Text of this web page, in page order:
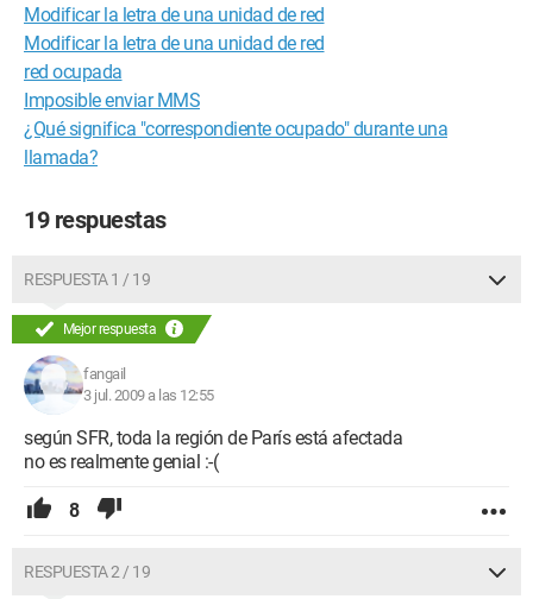
Modificar la letra de una unidad de red
Modificar la letra de una unidad de red
red ocupada
Imposible enviar MMS
¿Qué significa "correspondiente ocupado" durante una
llamada?
19 respuestas
RESPUESTA 1 / 19
Mejor respuesta
fangail
3 jul. 2009 a las 12:55
según SFR, toda la región de París está afectada
no es realmente genial :-(
8
RESPUESTA 2 / 19